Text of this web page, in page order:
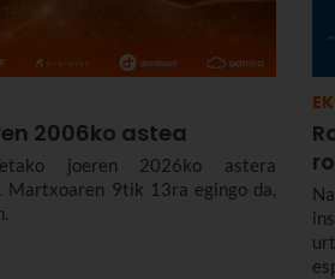
2006ko astea
joeren 2026ko astera
Martxoaren 9tik 13ra egingo da,